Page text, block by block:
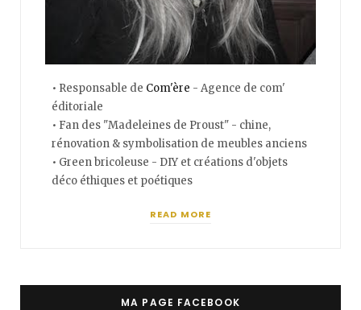
• Responsable de Com'ère - Agence de com'
éditoriale
• Fan des "Madeleines de Proust" - chine,
rénovation & symbolisation de meubles anciens
• Green bricoleuse - DIY et créations d'objets
déco éthiques et poétiques
READ MORE
MA PAGE FACEBOOK